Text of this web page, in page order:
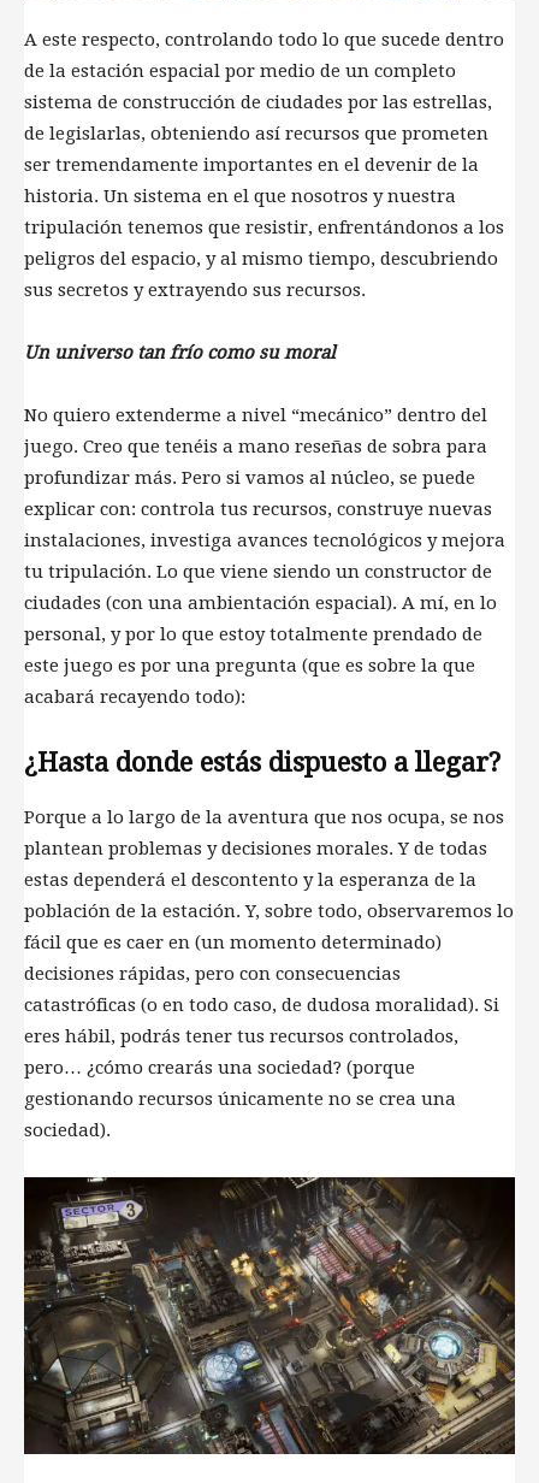
A este respecto, controlando todo lo que sucede dentro
de la estación espacial por medio de un completo
sistema de construcción de ciudades por las estrellas,
de legislarlas, obteniendo así recursos que prometen
ser tremendamente importantes en el devenir de la
historia. Un sistema en el que nosotros y nuestra
tripulación tenemos que resistir, enfrentándonos a los
peligros del espacio, y al mismo tiempo, descubriendo
sus secretos y extrayendo sus recursos.
Un universo tan frío como su moral
No quiero extenderme a nivel “mecánico” dentro del
juego. Creo que tenéis a mano reseñas de sobra para
profundizar más. Pero si vamos al núcleo, se puede
explicar con: controla tus recursos, construye nuevas
instalaciones, investiga avances tecnológicos y mejora
tu tripulación. Lo que viene siendo un constructor de
ciudades (con una ambientación espacial). A mí, en lo
personal, y por lo que estoy totalmente prendado de
este juego es por una pregunta (que es sobre la que
acabará recayendo todo):
¿Hasta donde estás dispuesto a llegar?
Porque a lo largo de la aventura que nos ocupa, se nos
plantean problemas y decisiones morales. Y de todas
estas dependerá el descontento y la esperanza de la
población de la estación. Y, sobre todo, observaremos lo
fácil que es caer en (un momento determinado)
decisiones rápidas, pero con consecuencias
catastróficas (o en todo caso, de dudosa moralidad). Si
eres hábil, podrás tener tus recursos controlados,
pero… ¿cómo crearás una sociedad? (porque
gestionando recursos únicamente no se crea una
sociedad).